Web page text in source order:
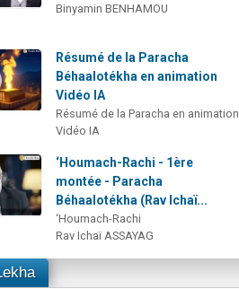
Binyamin BENHAMOU
Résumé de la Paracha
Béhaalotékha en animation
Vidéo IA
Résumé de la Paracha en animation
Vidéo IA
‘Houmach-Rachi - 1ère
montée - Paracha
Béhaalotékha (Rav Ichaï...
‘Houmach-Rachi
Rav Ichaï ASSAYAG